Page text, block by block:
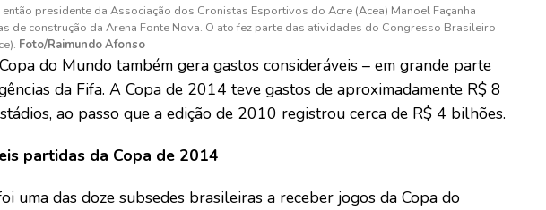
presidente da Associação dos Cronistas Esportivos do Acre (Acea) Manoel Façanha
de construção da Arena Fonte Nova. O ato fez parte das atividades do Congresso Brasileiro
Foto/Raimundo Afonso
do Mundo também gera gastos consideráveis – em grande parte
da Fifa. A Copa de 2014 teve gastos de aproximadamente R$ 8
ao passo que a edição de 2010 registrou cerca de R$ 4 bilhões.
partidas da Copa de 2014
uma das doze subsedes brasileiras a receber jogos da Copa do